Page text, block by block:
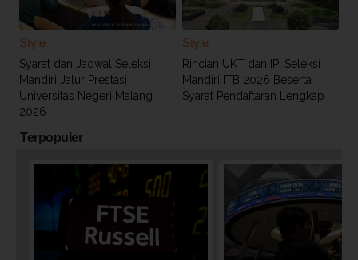
Style
Syarat dan Jadwal Seleksi
Mandiri Jalur Prestasi
Universitas Negeri Malang
2026
Style
Rincian UKT dan IPI Seleksi
Mandiri ITB 2026 Beserta
Syarat Pendaftaran Lengkap
Terpopuler